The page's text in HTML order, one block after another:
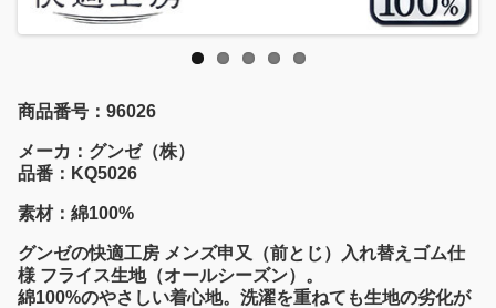
商品番号：96026
メーカ：グンゼ（株）
品番：KQ5026
素材：綿100%
グンゼの快適工房 メンズ申又（前とじ）入れ替えゴム仕
様 フライス生地（オールシーズン）。
綿100%のやさしい着心地。洗濯を重ねても生地の劣化が